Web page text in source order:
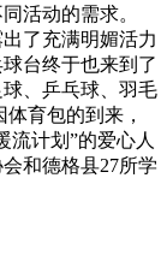
活动的需求。
了充满明媚活力
台终于也来到了
、乒乓球、羽毛
育包的到来，
流计划”的爱心人
和德格县27所学